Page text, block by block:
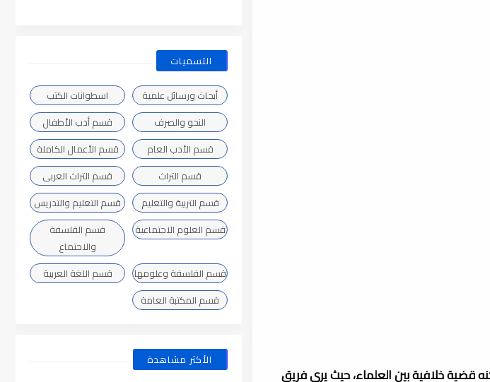
قضية خلافية بين العلماء، حيث يرى فريق
التسميات
أبحاث ورسائل علمية
اسطوانات الكتب
النحو والصرف
قسم أدب الأطفال
قسم الأدب العام
قسم الأعمال الكاملة
قسم التراث
قسم التراث العربى
قسم التربية والتعليم
قسم التعليم والتدريس
قسم العلوم الاجتماعية
قسم الفلسفة
والاجتماع
قسم الفلسفة وعلومها
قسم اللغة العربية
قسم المكتبة العامة
الأكثر مشاهدة